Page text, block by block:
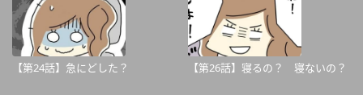
【第24話】急にどした？ 【第26話】寝るの？ 寝ないの？